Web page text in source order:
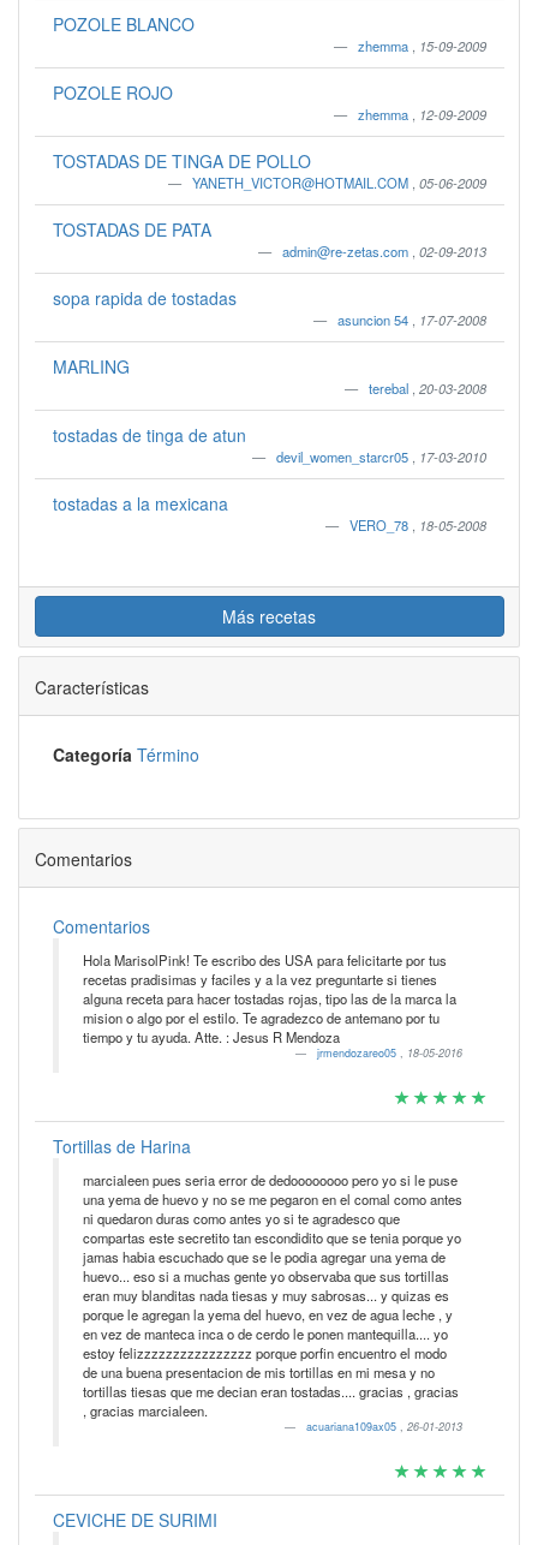
POZOLE BLANCO
zhemma 15-09-2009
POZOLE ROJO
zhemma 12-09-2009
TOSTADAS DE TINGA DE POLLO
YANETH_VICTOR@HOTMAIL.COM 05-06-2009
TOSTADAS DE PATA
admin@re-zetas.com 02-09-2013
sopa rapida de tostadas
asuncion 54 17-07-2008
MARLING
terebal 20-03-2008
tostadas de tinga de atun
devil_women_starcr05 17-03-2010
tostadas a la mexicana
VERO_78 18-05-2008
Más recetas
Características
Categoría Término
Comentarios
Comentarios
Hola MarisolPink! Te escribo des USA para felicitarte por tus
recetas pradisimas y faciles y a la vez preguntarte si tienes
alguna receta para hacer tostadas rojas, tipo las de la marca la
mision o algo por el estilo. Te agradezco de antemano por tu
tiempo y tu ayuda. Atte. : Jesus R Mendoza
jrmendozareo05 , 18-05-2016
Tortillas de Harina
marcialeen pues seria error de dedoooooooo pero yo si le puse
una yema de huevo y no se me pegaron en el comal como antes
ni quedaron duras como antes yo si te agradesco que
compartas este secretito tan escondidito que se tenia porque yo
jamas habia escuchado que se le podia agregar una yema de
huevo... eso si a muchas gente yo observaba que sus tortillas
eran muy blanditas nada tiesas y muy sabrosas... y quizas es
porque le agregan la yema del huevo, en vez de agua leche , y
en vez de manteca inca o de cerdo le ponen mantequilla.... yo
estoy felizzzzzzzzzzzzzzzz porque porfin encuentro el modo
de una buena presentacion de mis tortillas en mi mesa y no
tortillas tiesas que me decian eran tostadas.... gracias , gracias
, gracias marcialeen.
acuariana109ax05 , 26-01-2013
CEVICHE DE SURIMI